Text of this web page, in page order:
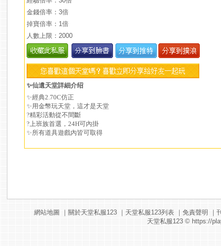
金錢倍率：3倍
掉寶倍率：1倍
人數上限：2000
✨仙遺天堂詳細介绍
✨經典2.70C仿正
✨用金幣玩天堂，這才是天堂
?精彩活動從不間斷
?上班族首選，24H可內掛
✨所有道具遊戲內皆可取得
網站地圖 ｜ 關於天堂私服123｜ 天堂私服123列表｜ 免責聲明 ｜
天堂私服123© https://